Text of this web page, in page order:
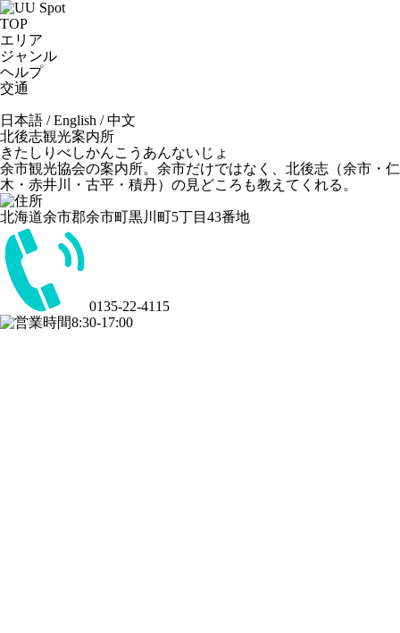
TOP
エリア
ジャンル
ヘルプ
交通
日本語 /English /中文
北後志観光案内所
きたしりべしかんこうあんないじょ
余市観光協会の案内所。余市だけではなく、北後志（余市・仁
木・赤井川・古平・積丹）の見どころも教えてくれる。
北海道余市郡余市町黒川町5丁目43番地
0135-22-4115
8:30-17:00